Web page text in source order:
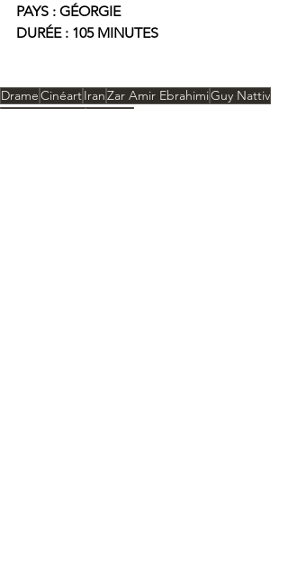
PAYS : GÉORGIE
DURÉE : 105 MINUTES
DrameCinéartIranZar Amir EbrahimiGuy Nattiv